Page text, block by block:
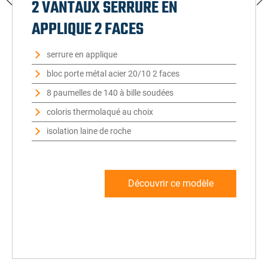
2 VANTAUX SERRURE EN
APPLIQUE 2 FACES
serrure en applique
bloc porte métal acier 20/10 2 faces
8 paumelles de 140 à bille soudées
coloris thermolaqué au choix
isolation laine de roche
Découvrir ce modèle